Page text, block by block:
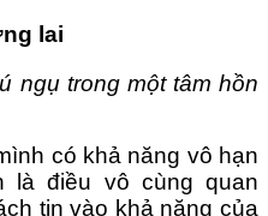
lai
ngụ trong một tâm hồn
có khả năng vô hạn
là điều vô cùng quan
tin vào khả năng của